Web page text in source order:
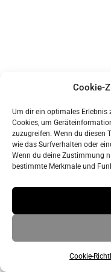
Cookie-
Um dir ein optimales Erlebnis
Cookies, um
zuzugreifen. Wenn du diesen
wie das Surfverhalten oder
Wenn du deine Zustimmung
bestimmte Merkmale und
Cookie-
© 2026 ahrens &
GmbB•